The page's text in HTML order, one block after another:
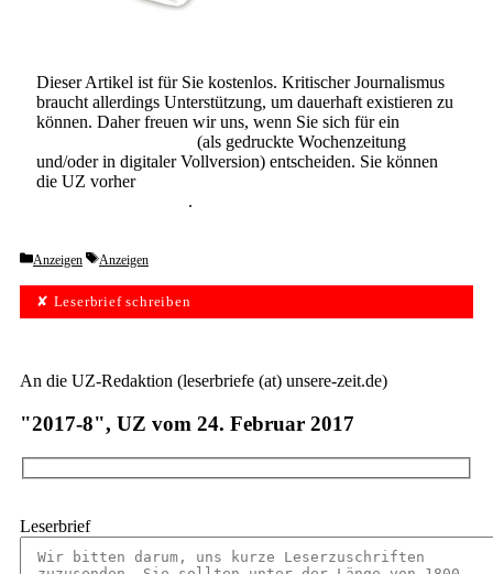
Dieser Artikel ist für Sie kostenlos. Kritischer Journalismus
braucht allerdings Unterstützung, um dauerhaft existieren zu
können. Daher freuen wir uns, wenn Sie sich für ein
(als gedruckte Wochenzeitung
und/oder in digitaler Vollversion) entscheiden. Sie können
die UZ vorher
.
Categories
Anzeigen Tags
Anzeigen
✘ Leserbrief schreiben
An die UZ-Redaktion (leserbriefe (at) unsere-zeit.de)
"2017-8", UZ vom 24. Februar 2017
Leserbrief